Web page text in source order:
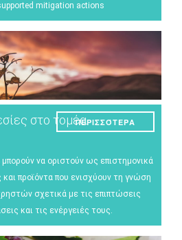
mitigation actions
στο τομέα
μπορούν να οριστούν ως επιστημονικά
προϊόντα που ενισχύουν τη γνώση
σχετικά με τις επιπτώσεις
και τις ενέργειές τους.
ΠΕΡΙΣΣΌΤΕΡΑ